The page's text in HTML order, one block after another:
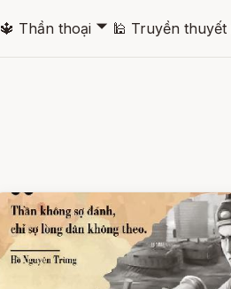
🔱 Thần thoại 🞃 🕌 Truyền thuyết